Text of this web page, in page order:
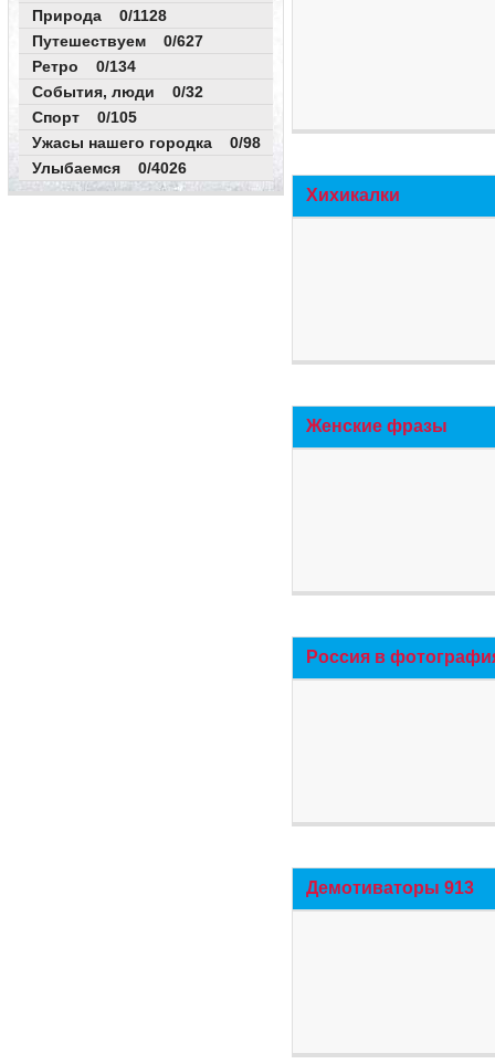
Природа 0/1128
Путешествуем 0/627
Ретро 0/134
События, люди 0/32
Спорт 0/105
Ужасы нашего городка 0/98
Улыбаемся 0/4026
Хихикалки
Женские фразы
Россия в
Демотиваторы 913